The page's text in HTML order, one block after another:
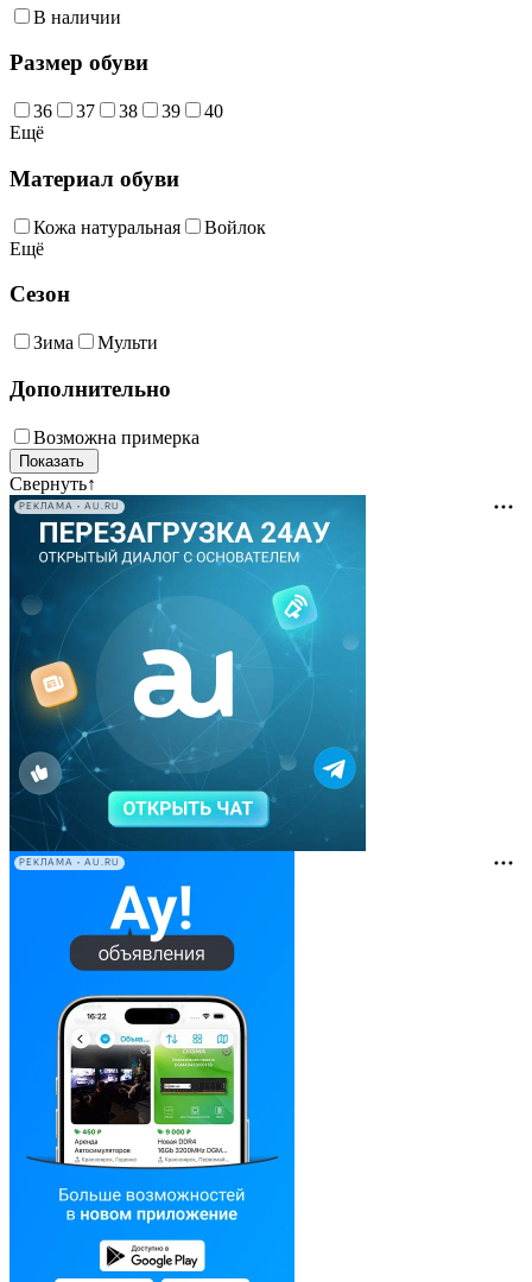
В наличии
Размер обуви
36 37 38 39
40
Ещё
Материал обуви
Кожа натуральная
Войлок
Ещё
Сезон
Зима Мульти
Дополнительно
Возможна примерка
Свернуть↑
РЕКЛАМА • AU.RU
РЕКЛАМА • AU.RU